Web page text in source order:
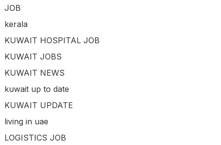
JOB
kerala
KUWAIT HOSPITAL JOB
KUWAIT JOBS
KUWAIT NEWS
kuwait up to date
KUWAIT UPDATE
living in uae
LOGISTICS JOB